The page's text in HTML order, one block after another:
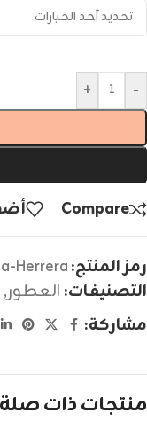
-
+
Compare
رمز المنتج:Herrera
التصنيفات: العطور,
مشاركة:
منتجات ذات صلة